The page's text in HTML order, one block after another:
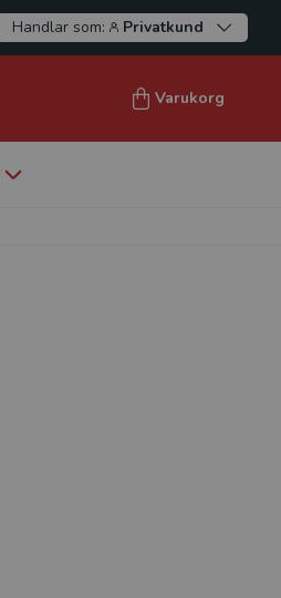
Handlar som: Privatkund
Varukorg